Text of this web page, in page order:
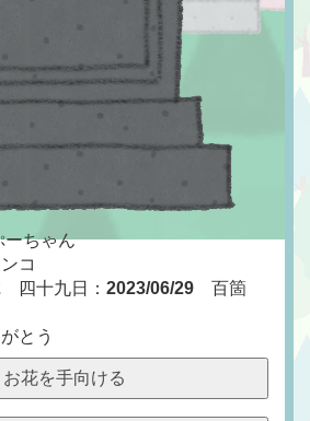
ーちゃん
コ
四十九日： 2023/06/29 百箇
とう
お花を手向ける